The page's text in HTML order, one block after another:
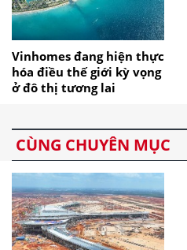
Vinhomes đang hiện thực
hóa điều thế giới kỳ vọng
ở đô thị tương lai
CÙNG CHUYÊN MỤC